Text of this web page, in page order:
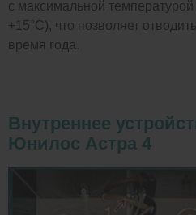
с максимальной
+15°С), что позволяет
время года.
Внутреннее
Юнилос Астра 4